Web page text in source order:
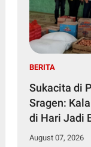
BERITA
Sukacita di
Sragen:
di Hari Jadi
August 07, 2026